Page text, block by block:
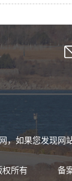
，如果您发现网
权所有 备